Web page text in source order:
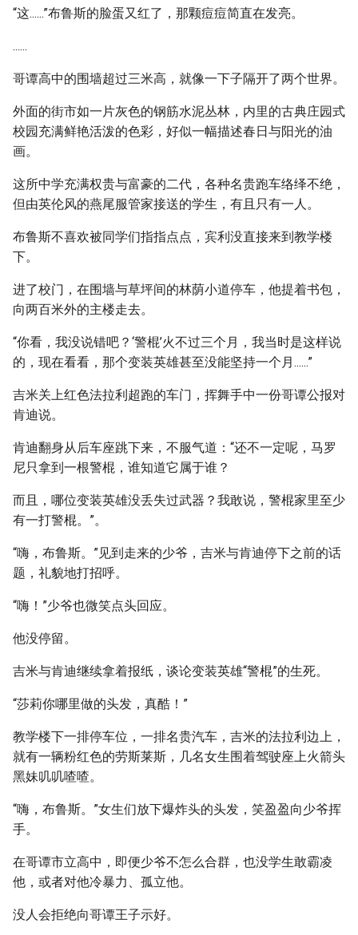
“这......”布鲁斯的脸蛋又红了，那颗痘痘简直在发亮。
......
哥谭高中的围墙超过三米高，就像一下子隔开了两个世界。
外面的街市如一片灰色的钢筋水泥丛林，内里的古典庄园式
校园充满鲜艳活泼的色彩，好似一幅描述春日与阳光的油
画。
这所中学充满权贵与富豪的二代，各种名贵跑车络绎不绝，
但由英伦风的燕尾服管家接送的学生，有且只有一人。
布鲁斯不喜欢被同学们指指点点，宾利没直接来到教学楼
下。
进了校门，在围墙与草坪间的林荫小道停车，他提着书包，
向两百米外的主楼走去。
“你看，我没说错吧？‘警棍’火不过三个月，我当时是这样说
的，现在看看，那个变装英雄甚至没能坚持一个月......”
吉米关上红色法拉利超跑的车门，挥舞手中一份哥谭公报对
肯迪说。
肯迪翻身从后车座跳下来，不服气道：“还不一定呢，马罗
尼只拿到一根警棍，谁知道它属于谁？
而且，哪位变装英雄没丢失过武器？我敢说，警棍家里至少
有一打警棍。”。
“嗨，布鲁斯。”见到走来的少爷，吉米与肯迪停下之前的话
题，礼貌地打招呼。
“嗨！”少爷也微笑点头回应。
他没停留。
吉米与肯迪继续拿着报纸，谈论变装英雄“警棍”的生死。
“莎莉你哪里做的头发，真酷！”
教学楼下一排停车位，一排名贵汽车，吉米的法拉利边上，
就有一辆粉红色的劳斯莱斯，几名女生围着驾驶座上火箭头
黑妹叽叽喳喳。
“嗨，布鲁斯。”女生们放下爆炸头的头发，笑盈盈向少爷挥
手。
在哥谭市立高中，即便少爷不怎么合群，也没学生敢霸凌
他，或者对他冷暴力、孤立他。
没人会拒绝向哥谭王子示好。